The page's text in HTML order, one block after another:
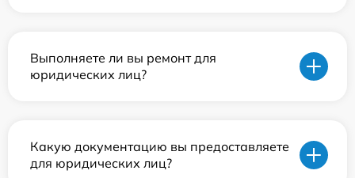
Выполняете ли вы ремонт для
юридических лиц?
Какую документацию вы предоставляете
для юридических лиц?